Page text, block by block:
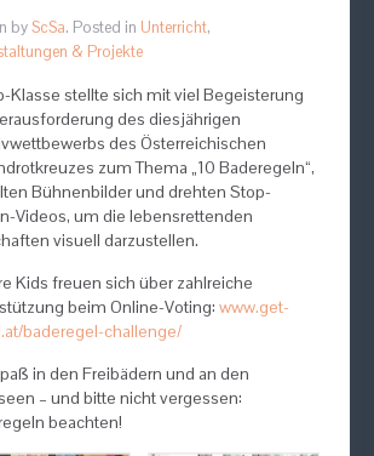
byScSa. Posted in Unterricht,
& Projekte
Klasse stellte sich mit viel Begeisterung
des diesjährigen
des Österreichischen
zum Thema „10 Baderegeln“,
Bühnenbilder und drehten Stop-
Videos, um die lebensrettenden
visuell darzustellen.
Kids freuen sich über zahlreiche
beim Online-Voting: www.get-
baderegel-challenge/
in den Freibädern und an den
– und bitte nicht vergessen:
beachten!